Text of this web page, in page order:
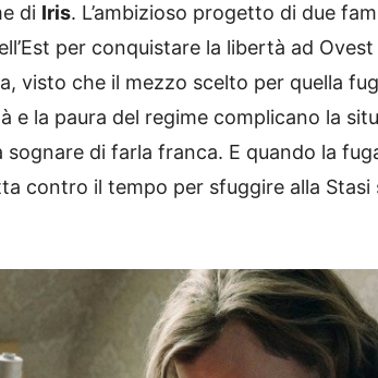
di Iris. L’ambizioso progetto di due
per conquistare la libertà ad Ovest
visto che il mezzo scelto per quella
e la paura del regime complicano la
di farla franca. E quando la
contro il tempo per sfuggire alla Stasi